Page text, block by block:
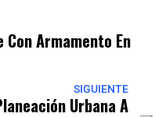
Con Armamento En
SIGUIENTE
Urbana A